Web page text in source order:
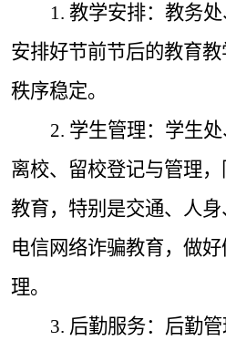
1.教学安排：教务
安排好节前节后的教育
秩序稳定。
2. 学生管理：学生
离校、留校登记与管理
教育，特别是交通、人
电信网络诈骗教育，做
理。
3. 后勤服务：后勤